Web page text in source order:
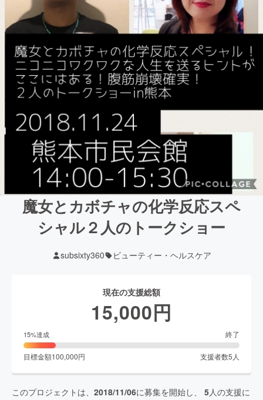
魔女とカボチャの化学反応スペ
シャル２人のトークショー
subsixty360 ビューティー・ヘルスケア
現在の支援総額
15,000円
15%達成 終了
目標金額100,000円 支援者数5 人
このプロジェクトは、 2018/11/06に募集を開始し、 5人の支援に